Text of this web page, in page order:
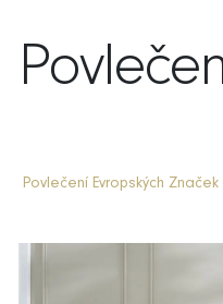
Povlečení Evropských Značek